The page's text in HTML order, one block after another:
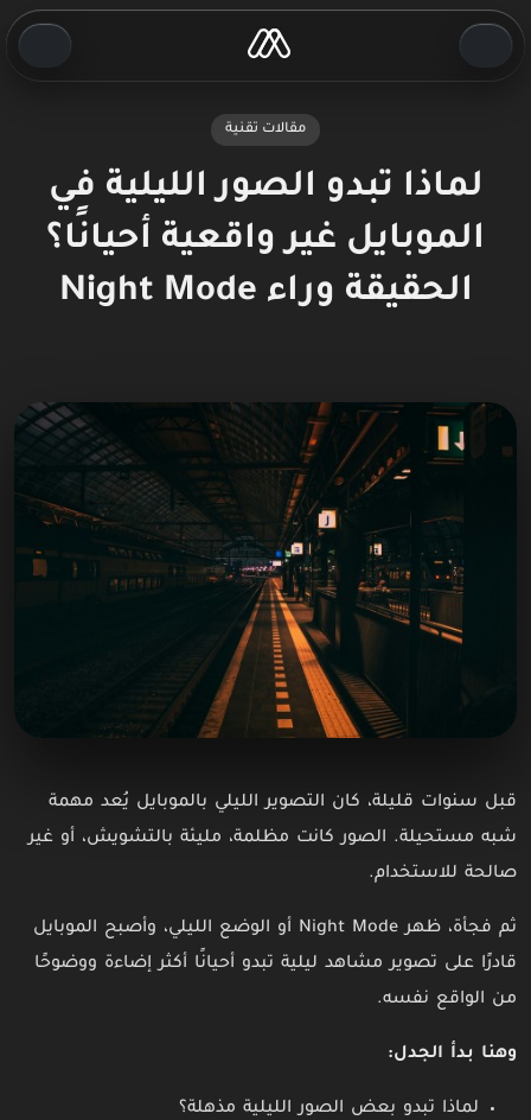
مقالات تقنية
لماذا تبدو الصور الليلية في
الموبايل غير واقعية أحيانًا؟
الحقيقة وراء Night Mode
قبل سنوات قليلة، كان التصوير الليلي بالموبايل يُعد مهمة
شبه مستحيلة. الصور كانت مظلمة، مليئة بالتشويش، أو غير
صالحة للاستخدام.
ثم فجأة، ظهر Night Mode أو الوضع الليلي، وأصبح الموبايل
قادرًا على تصوير مشاهد ليلية تبدو أحيانًا أكثر إضاءة ووضوحًا
من الواقع نفسه.
وهنا بدأ الجدل:
لماذا تبدو بعض الصور الليلية مذهلة؟